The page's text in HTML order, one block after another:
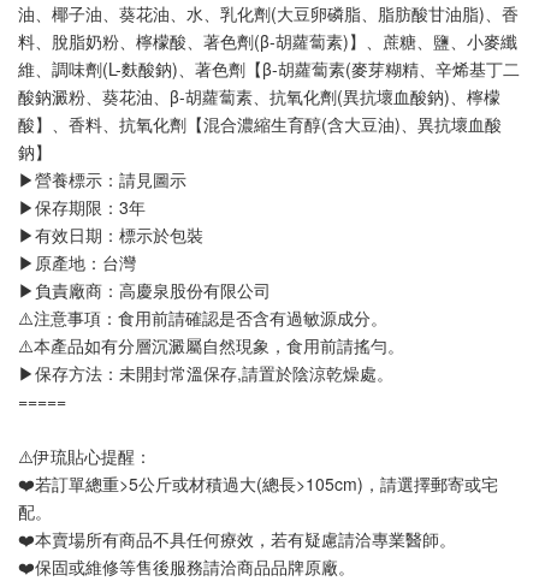
油、椰子油、葵花油、水、乳化劑(大豆卵磷脂、脂肪酸甘油脂)、香
料、脫脂奶粉、檸檬酸、著色劑(β-胡蘿蔔素)】、蔗糖、鹽、小麥纖
維、調味劑(L-麩酸鈉)、著色劑【β-胡蘿蔔素(麥芽糊精、辛烯基丁二
酸鈉澱粉、葵花油、β-胡蘿蔔素、抗氧化劑(異抗壞血酸鈉)、檸檬
酸】、香料、抗氧化劑【混合濃縮生育醇(含大豆油)、異抗壞血酸
鈉】
▶營養標示：請見圖示
▶保存期限：3年
▶有效日期：標示於包裝
▶原產地：台灣
▶負責廠商：高慶泉股份有限公司
⚠️注意事項：食用前請確認是否含有過敏源成分。
⚠️本產品如有分層沉澱屬自然現象，食用前請搖勻。
▶保存方法：未開封常溫保存,請置於陰涼乾燥處。
=====
⚠️伊琉貼心提醒：
❤️若訂單總重>5公斤或材積過大(總長>105cm)，請選擇郵寄或宅
配。
❤️本賣場所有商品不具任何療效，若有疑慮請洽專業醫師。
❤️保固或維修等售後服務請洽商品品牌原廠。